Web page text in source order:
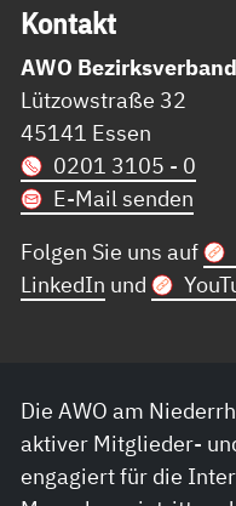
Kon­takt
AWO
Lützowstraße 32
45141 Essen
0201 3105 - 0
E-Mail senden
Folgen Sie uns auf
LinkedIn und
Die AWO am
aktiver Mitglieder-
engagiert für die